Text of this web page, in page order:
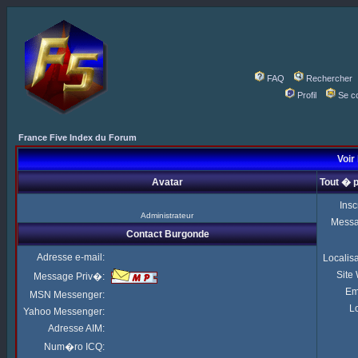
FAQ
Rechercher
Profil
Se
France Five Index du Forum
Voir
Avatar Tout �
Administrateur
Site
Contact Burgonde
Adresse e-mail:
Message Priv�:
MSN Messenger:
Yahoo Messenger:
Adresse AIM:
Num�ro ICQ: